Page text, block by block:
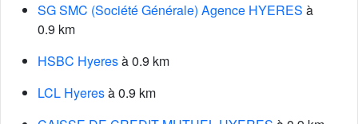
SG SMC (Société Générale) Agence HYERES à
0.9 km
HSBC Hyeresà 0.9 km
LCL Hyeresà 0.9 km